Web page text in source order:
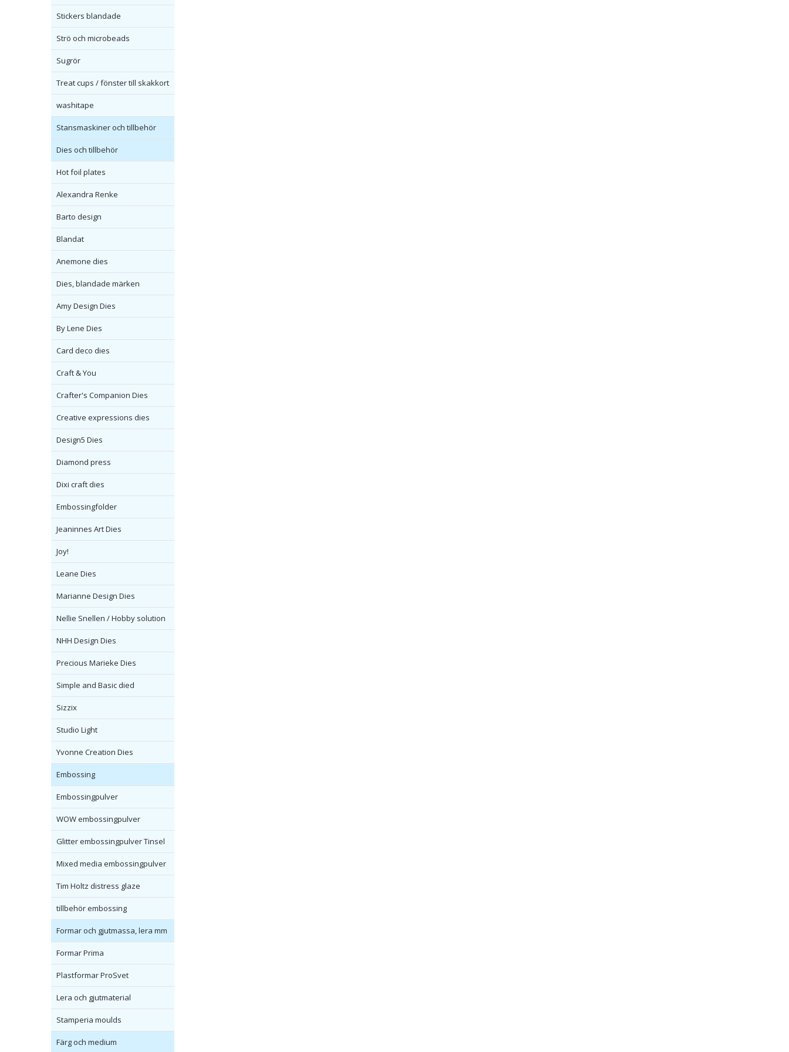
Stickers blandade
Strö och microbeads
Sugrör
Treat cups / fönster till skakkort
washitape
Stansmaskiner och tillbehör
Dies och tillbehör
Hot foil plates
Alexandra Renke
Barto design
Blandat
Anemone dies
Dies, blandade märken
Amy Design Dies
By Lene Dies
Card deco dies
Craft & You
Crafter's Companion Dies
Creative expressions dies
Design5 Dies
Diamond press
Dixi craft dies
Embossingfolder
Jeaninnes Art Dies
Joy!
Leane Dies
Marianne Design Dies
Nellie Snellen / Hobby solution
NHH Design Dies
Precious Marieke Dies
Simple and Basic died
Sizzix
Studio Light
Yvonne Creation Dies
Embossing
Embossingpulver
WOW embossingpulver
Glitter embossingpulver Tinsel
Mixed media embossingpulver
Tim Holtz distress glaze
tillbehör embossing
Formar och gjutmassa, lera mm
Formar Prima
Plastformar ProSvet
Lera och gjutmaterial
Stamperia moulds
Färg och medium